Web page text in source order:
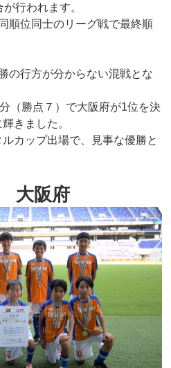
行われます。
順位同士のリーグ戦で最終順
の行方が分からない混戦とな
（勝点７）で大阪府が1位を決
きました。
カップ出場で、見事な優勝と
大阪府